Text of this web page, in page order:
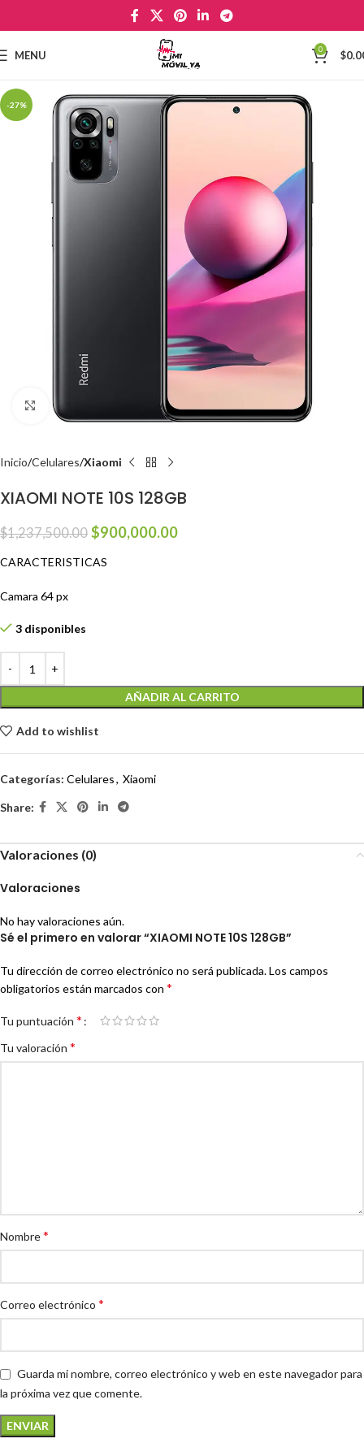
MENU 0 $
-27%
Click to enlarge
Inicio Celulares Xiaomi
XIAOMI NOTE 10S 128GB
$1,237,500.00 $900,000.00
CARACTERISTICAS
Camara 64 px
3 disponibles
AÑADIR AL CARRITO
Add to wishlist
Categorías: Celulares, Xiaomi
Share:
Valoraciones (0)
Valoraciones
No hay valoraciones aún.
Sé el primero en valorar “XIAOMI NOTE 10S 128GB”
Tu dirección de correo electrónico no será publicada.Los campos
obligatorios están marcados con *
Tu puntuación *
Tu valoración *
Nombre*
Correo electrónico *
Guarda mi nombre, correo electrónico y web en este navegador para
la próxima vez que comente.